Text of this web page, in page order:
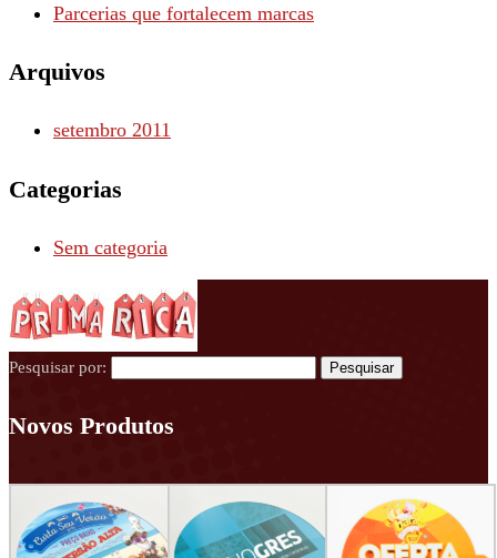
Parcerias que fortalecem marcas
Arquivos
setembro 2011
Categorias
Sem categoria
Pesquisar por:
Novos Produtos